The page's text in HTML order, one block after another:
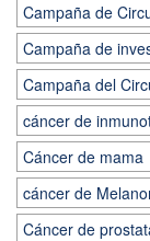
Campaña de
Campaña de
Campaña del
cáncer de
Cáncer de mama
cáncer de
Cáncer de